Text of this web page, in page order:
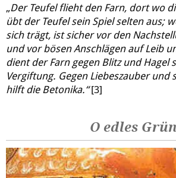
„Der Teufel flieht den Farn, dort wo
übt der Teufel sein Spiel selten aus;
sich trägt, ist sicher vor den
und vor bösen Anschlägen auf Leib
dient der Farn gegen Blitz und Hagel
Vergiftung. Gegen Liebeszauber und
hilft die Betonika.“[3]
O edles